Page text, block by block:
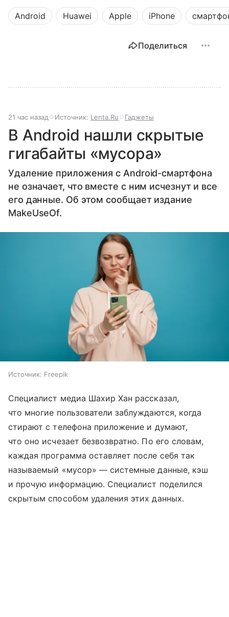
Android Huawei Apple iPhone
Поделиться
21 час назад Источник: Lenta.Ru Гаджеты
В Android нашли скрытые
гигабайты «мусора»
Удаление приложения с Android-смартфона
не означает, что вместе с ним исчезнут и все
его данные. Об этом сообщает издание
MakeUseOf.
Источник: Freepik
Специалист медиа Шахир Хан рассказал,
что многие пользователи заблуждаются, когда
стирают с телефона приложение и думают,
что оно исчезает безвозвратно. По его словам,
каждая программа оставляет после себя так
называемый «мусор» — системные данные, кэш
и прочую информацию. Специалист поделился
скрытым способом удаления этих данных.